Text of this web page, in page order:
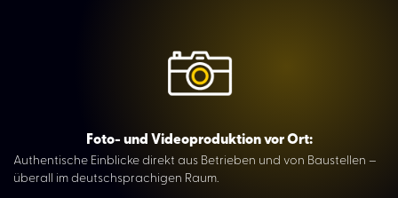
Mair Josef | Asphaltierung | Fotos und Videos
Ortler Family & Friends Day
Foto- und Videoproduktion vor Ort:
Authentische Einblicke direkt aus Betrieben und von Baustellen –
überall im deutschsprachigen Raum.